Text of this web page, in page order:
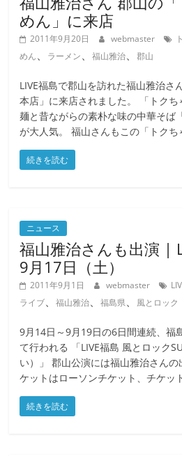
めん」に来店
2011年9月20日 webmaster
めん、 ラーメン、福山雅治、郡山
LIVE福島で郡山を訪れた福山雅治さ
本店」に来店されました。 「トク
麺と昔ながらの素朴な味の中華そば
が大人気。 福山さんもこの「トク
続きを読む
ニュース
福山雅治さんも出演 |
9月17日（土）
2011年9月1日 webmaster
ライブ、福山雅治、福島県、 風とロック
9月14日～9月19日の6日間連続、福
て行われる 「LIVE福島 風とロック
い）」 郡山公演には福山雅治さん
ケットはローソンチケット、チケッ
続きを読む